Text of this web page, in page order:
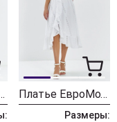
черный Платье ЕвроМода 709 белый
Размеры: